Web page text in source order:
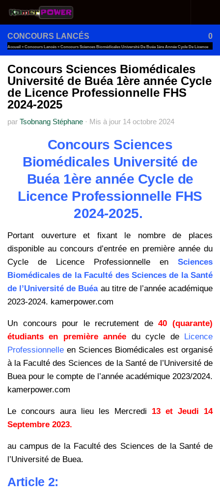
Au dessous du contenu
CONCOURS LANCÉS 0
Accueil » Concours Lancés » Concours Sciences Biomédicales Université De Buéa 1ère Année Cycle De Licence
Professionnelle FHS 2024-2025
Concours Sciences Biomédicales
Université de Buéa 1ère année Cycle
de Licence Professionnelle FHS
2024-2025
par Tsobnang Stéphane · Mis à jour 14 octobre 2024
Concours Sciences
Biomédicales Université de
Buéa 1ère année Cycle de
Licence Professionnelle FHS
2024-2025.
Portant ouverture et fixant le nombre de places
disponible au concours d’entrée en première année du
Cycle de Licence Professionnelle en Sciences
Biomédicales de la Faculté des Sciences de la Santé
de l’Université de Buéaau titre de l’année académique
2023-2024. kamerpower.com
Un concours pour le recrutement de40 (quarante)
étudiants en première année du cycle de Licence
Professionnelle en Sciences Biomédicales est organisé
à la Faculté des Sciences de la Santé de l’Université de
Buea pour le compte de l’année académique 2023/2024.
kamerpower.com
Le concours aura lieu les Mercredi 13 et Jeudi 14
Septembre 2023.
au campus de la Faculté des Sciences de la Santé de
l’Université de Buea.
Article 2: